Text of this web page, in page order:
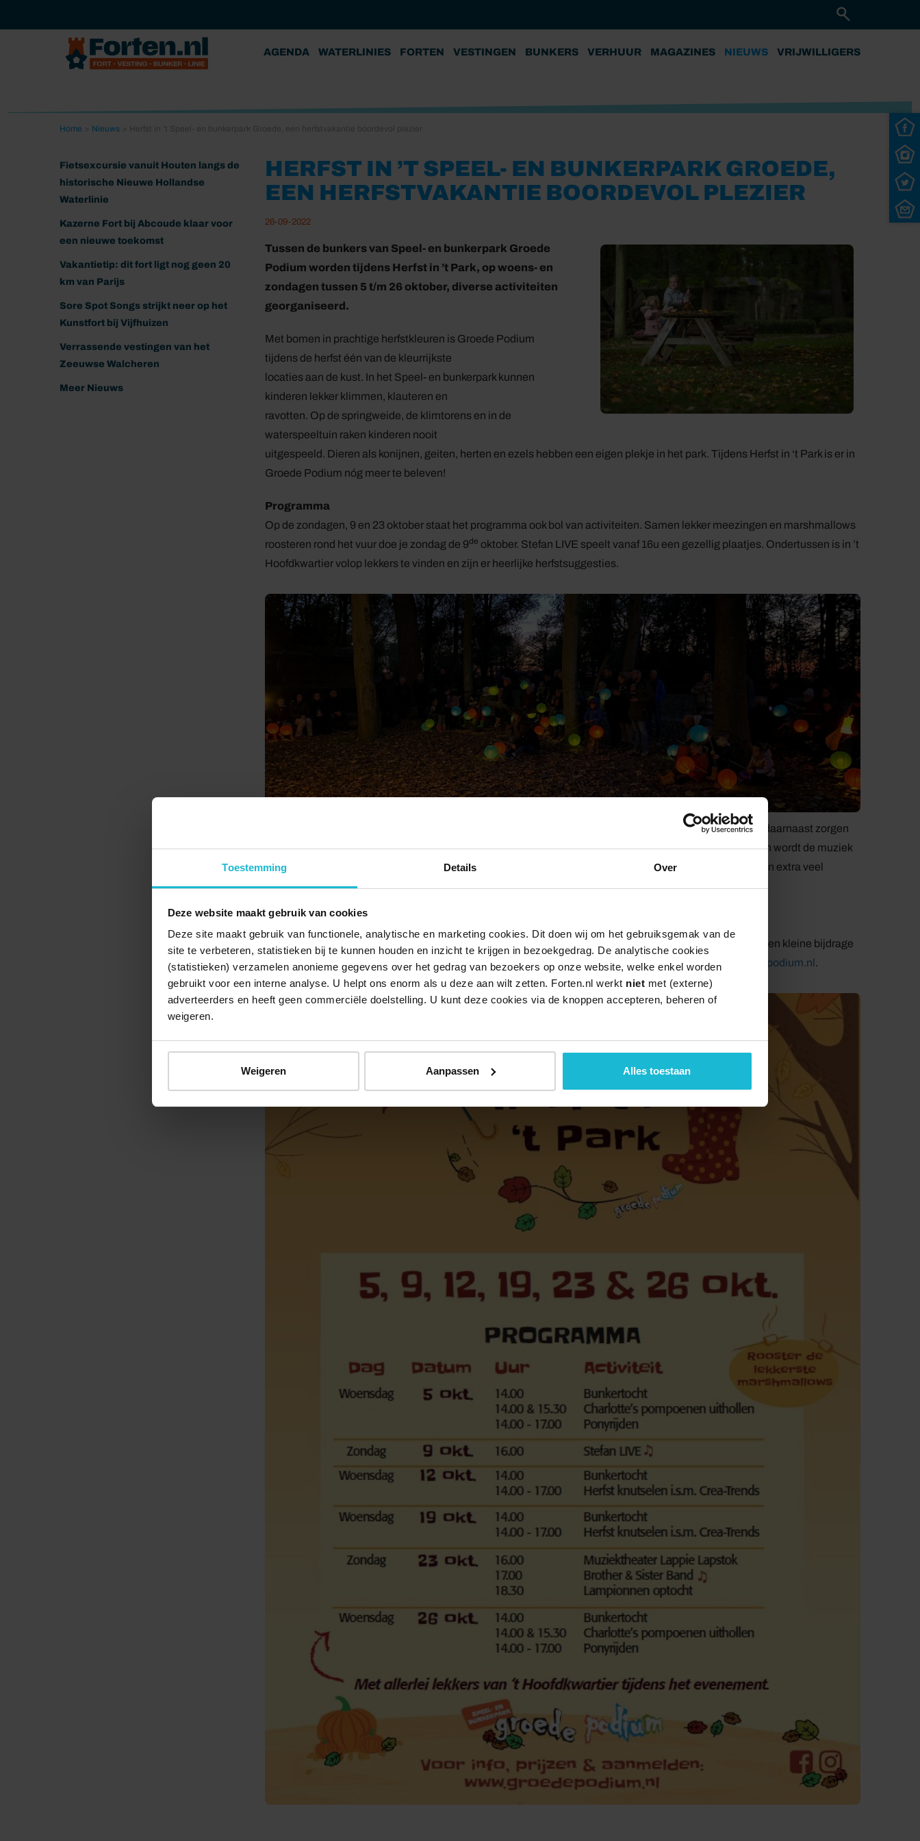
Toestemming Details Over
Deze website maakt gebruik van cookies
Deze site maakt gebruik van functionele, analytische en marketing cookies. Dit doen wij om het gebruiksgemak van de
site te verbeteren, statistieken bij te kunnen houden en inzicht te krijgen in bezoekgedrag. De analytische cookies
(statistieken) verzamelen anonieme gegevens over het gedrag van bezoekers op onze website, welke enkel worden
gebruikt voor een interne analyse. U helpt ons enorm als u deze aan wilt zetten. Forten.nl werkt niet met (externe)
adverteerders en heeft geen commerciële doelstelling. U kunt deze cookies via de knoppen accepteren, beheren of
weigeren.
Weigeren Aanpassen Alles toestaan
AGENDA WATERLINIES FORTEN VESTINGEN BUNKERS VERHUUR MAGAZINES NIEUWS VRIJWILLIGERS
Home Nieuws
Fietsexcursie vanuit Houten langs de
historische Nieuwe Hollandse
Waterlinie
Kazerne Fort bij Abcoude klaar voor
een nieuwe toekomst
Vakantietip: dit fort ligt nog geen 20
km van Parijs
Sore Spot Songs strijkt neer op het
Kunstfort bij Vijfhuizen
Verrassende vestingen van het
Zeeuwse Walcheren
Meer Nieuws
HERFST IN ’T SPEEL- EN BUNKERPARK GROEDE,
EEN HERFSTVAKANTIE BOORDEVOL PLEZIER
26-09-2022
Tussen de bunkers van Speel- en bunkerpark Groede
Podium worden tijdens Herfst in ’t Park, op woens- en
zondagen tussen 5 t/m 26 oktober, diverse activiteiten
georganiseerd.
Met bomen in prachtige herfstkleuren is Groede Podium
tijdens de herfst één van de kleurrijkste
locaties aan de kust. In het Speel- en bunkerpark kunnen
kinderen lekker klimmen, klauteren en
ravotten. Op de springweide, de klimtorens en in de
waterspeeltuin raken kinderen nooit
uitgespeeld. Dieren als konijnen, geiten, herten en ezels hebben een eigen plekje in het park. Tijdens Herfst in ‘t Park is er in
Groede Podium nóg meer te beleven!
Programma
Op de zondagen, 9 en 23 oktober staat het programma ook bol van activiteiten. Samen lekker meezingen en marshmallows
roosteren rond het vuur doe je zondag de 9de oktober. Stefan LIVE speelt vanaf 16u een gezellig plaatjes. Ondertussen is in ’t
Hoofdkwartier volop lekkers te vinden en zijn er heerlijke herfstsuggesties.
tijdens haar interactief muziektheater, daarnaast zorgen
de Brother & Sister band voor de nodige gezelligheid rond ’t Hoofdkwartier. Zodra het begint te schemeren wordt de muziek
gedoofd en worden de lichtjes ontstoken voor de lampionnenoptocht. Ouders gaan mee ter begeleiding en extra veel
gezelligheid.
Herfst in ’t Park is gratis toegankelijk. Voor enkele activiteiten is het nodig vooraf aan te melden en wordt een kleine bijdrage
gevraagd. Kijk voor het volledige programma, aanvangstijden en aanmelden op de website:www.groedepodium.nl .